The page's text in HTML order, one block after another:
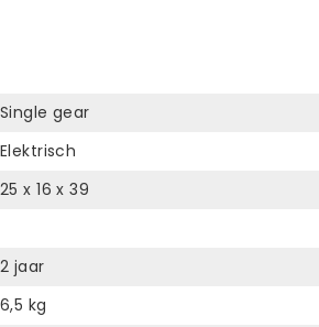
Single gear
Elektrisch
25 x 16 x 39
2 jaar
6,5 kg